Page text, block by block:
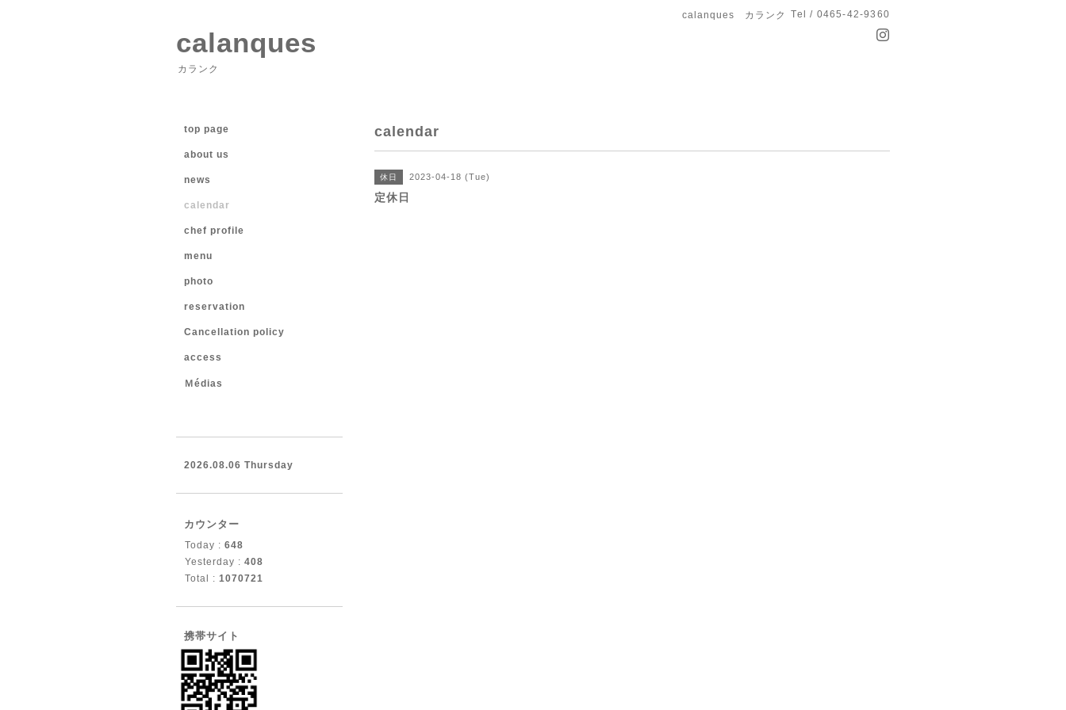
calanques カランク Tel / 0465-42-9360
calanques
カランク
calendar
休日 2023-04-18 (Tue)
定休日
top page
about us
news
calendar
chef profile
menu
photo
reservation
Cancellation policy
access
Ｍédias
2026.08.06 Thursday
カウンター
Today : 648
Yesterday : 408
Total : 1070721
携帯サイト